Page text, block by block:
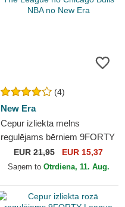
(4)
New Era
Cepur izliekta melns
regulējams bērniem 9FORTY
The League no Chicago Bulls
NBA no New Era
EUR 21,95 EUR 15,37
Saņem to Otrdiena, 11. Aug.